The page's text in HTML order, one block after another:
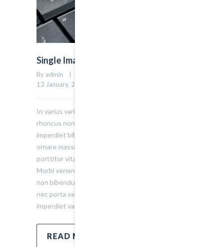
Single Image Post
By admin    |    Uncategorized    |
13 January, 2015    |
In varius varius justo, eget ultrices mauris
rhoncus non. Morbi tristique, mauris eu
imperdiet bibendum, velit diam iaculis velit, in
ornare massa enim at lorem. Etiam risus diam,
porttitor vitae ultrices quis. Dapibus id dolor.
Morbi venenatis lacinia rhoncus. Pellentesque
non bibendum tellus, vitae semper sem. Morbi
nec porta sem, eget egestas leo. Donec
imperdiet varius urna…
READ MORE